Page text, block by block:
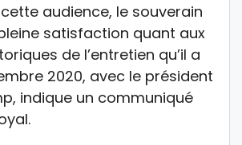
audience, le souverain
satisfaction quant aux
de l’entretien qu’il a
2020, avec le président
indique un communiqué